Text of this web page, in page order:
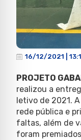
16/12/2021 |
PROJETO
realizou a
letivo de 2021.
rede pública e
faltas, além de
foram